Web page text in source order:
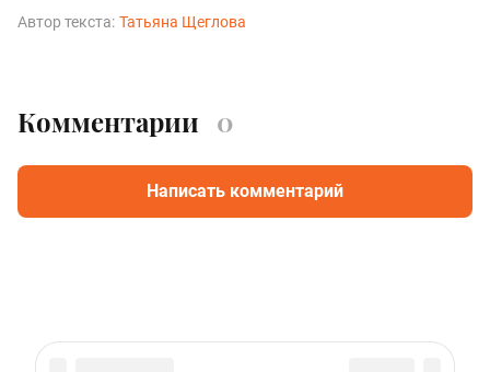
Автор текста: Татьяна Щеглова
Комментарии 0
Написать комментарий